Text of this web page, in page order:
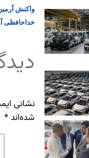
واکنش
خداحافظی
نشانی
شده‌اند*